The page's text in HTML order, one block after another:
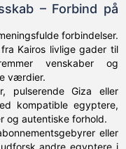
– Forbind på
forbindelser.
Kairos livlige gader til
venskaber og
værdier.
pulserende Giza eller
kompatible egyptere,
autentiske forhold.
eller
andre egyptere i